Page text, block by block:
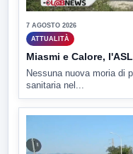
7 AGOSTO 2026
ATTUALITÀ
Miasmi e Calore,
Nessuna nuova moria di
sanitaria nel...